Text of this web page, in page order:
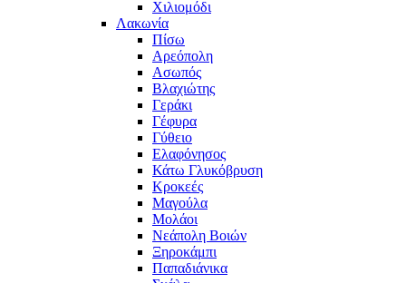
Χιλιομόδι
Λακωνία
Πίσω
Αρεόπολη
Ασωπός
Βλαχιώτης
Γεράκι
Γέφυρα
Γύθειο
Ελαφόνησος
Κάτω Γλυκόβρυση
Κροκεές
Μαγούλα
Μολάοι
Νεάπολη Βοιών
Ξηροκάμπι
Παπαδιάνικα